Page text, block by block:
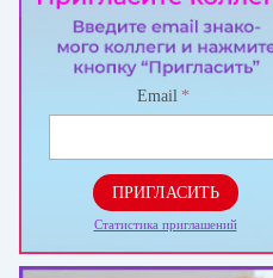
Email *
ПРИГЛАСИТЬ
Статистика приглашений